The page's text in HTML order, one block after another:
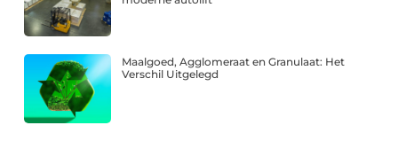
Maalgoed, Agglomeraat en Granulaat: Het
Verschil Uitgelegd